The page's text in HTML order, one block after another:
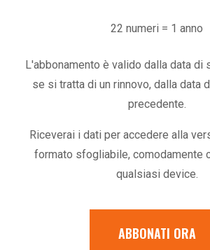
22 numeri = 1 anno
L'abbonamento è valido dalla data di
se si tratta di un rinnovo, dalla data
precedente.
Riceverai i dati per accedere alla
formato sfogliabile, comodamente
qualsiasi device.
ABBONATI ORA